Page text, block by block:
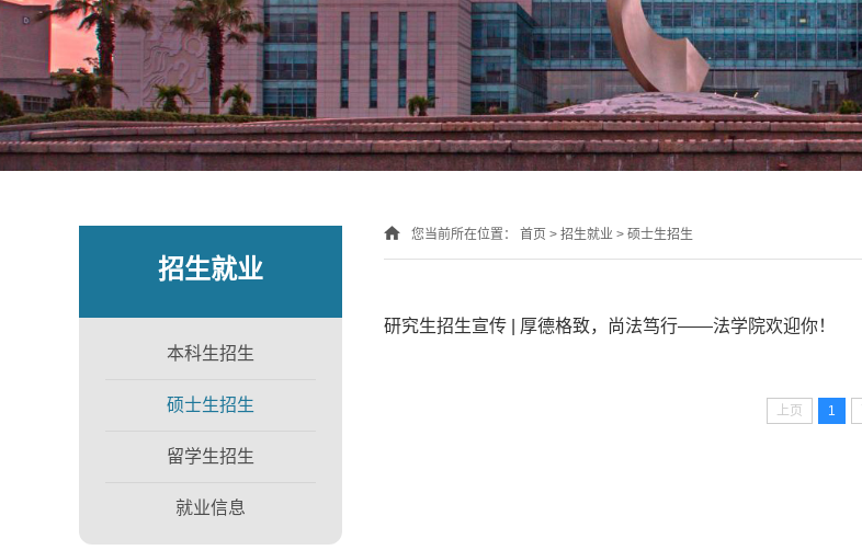
招生就业
本科生招生
硕士生招生
留学生招生
就业信息
您当前所在位置： 首页 > 招生就业 > 硕士生招生
研究生招生宣传 | 厚德格致，尚法笃行——法学院欢迎你！
上页 1